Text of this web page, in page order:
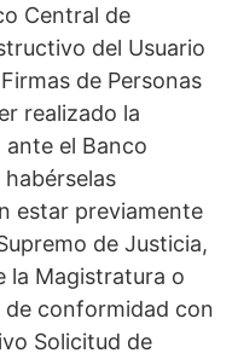
Central de
del Usuario
de Personas
realizado la
el Banco
estar previamente
de Justicia,
la Magistratura o
de conformidad con
Solicitud de